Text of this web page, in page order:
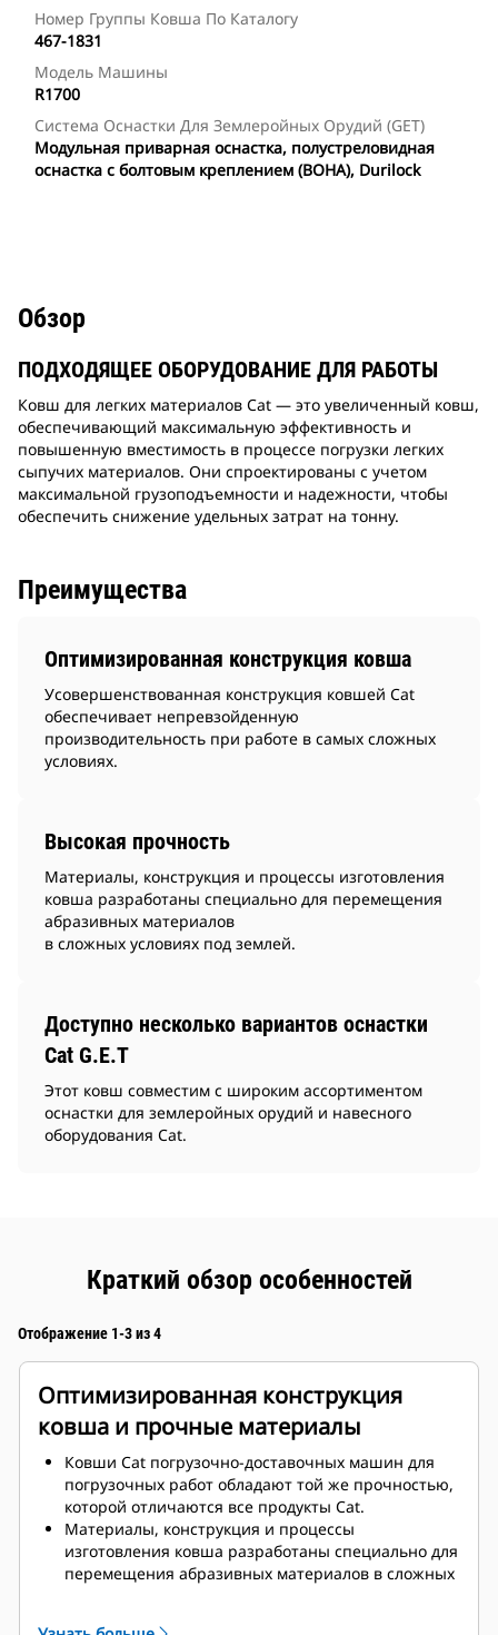
Номер Группы Ковша По Каталогу
467-1831
Модель Машины
R1700
Система Оснастки Для Землеройных Орудий (GET)
Модульная приварная оснастка, полустреловидная
оснастка с болтовым креплением (BOHA), Durilock
Обзор
ПОДХОДЯЩЕЕ ОБОРУДОВАНИЕ ДЛЯ РАБОТЫ
Ковш для легких материалов Cat — это увеличенный ковш,
обеспечивающий максимальную эффективность и
повышенную вместимость в процессе погрузки легких
сыпучих материалов. Они спроектированы с учетом
максимальной грузоподъемности и надежности, чтобы
обеспечить снижение удельных затрат на тонну.
Преимущества
Оптимизированная конструкция ковша
Усовершенствованная конструкция ковшей Cat
обеспечивает непревзойденную
производительность при работе в самых сложных
условиях.
Высокая прочность
Материалы, конструкция и процессы изготовления
ковша разработаны специально для перемещения
абразивных материалов
в сложных условиях под землей.
Доступно несколько вариантов оснастки
Cat G.E.T
Этот ковш совместим с широким ассортиментом
оснастки для землеройных орудий и навесного
оборудования Cat.
Краткий обзор особенностей
Отображение 1-3 из 4
Оптимизированная конструкция
ковша и прочные материалы
Ковши Cat погрузочно-доставочных машин для
погрузочных работ обладают той же прочностью,
которой отличаются все продукты Cat.
Материалы, конструкция и процессы
изготовления ковша разработаны специально для
перемещения абразивных материалов в сложных